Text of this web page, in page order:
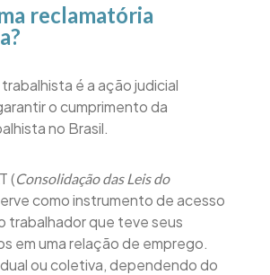
reclamatória
é a ação judicial
o cumprimento da
no Brasil.
(Consolidação das Leis do
como instrumento de acesso
trabalhador que teve seus
em uma relação de emprego.
ou coletiva, dependendo do